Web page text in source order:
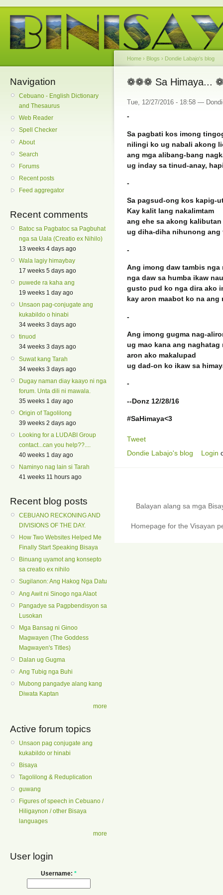
Navigation
Cebuano - English Dictionary
and Thesaurus
Web Reader
Spell Checker
About
Search
Forums
Recent posts
Feed aggregator
Recent comments
Batoc sa Pagbatoc sa Pagbuhat
nga sa Uala (Creatio ex Nihilo)
13 weeks 4 days ago
Wala lagiy himaybay
17 weeks 5 days ago
puwede ra kaha ang
19 weeks 1 day ago
Unsaon pag-conjugate ang
kukabildo o hinabi
34 weeks 3 days ago
tinuod
34 weeks 3 days ago
Suwat kang Tarah
34 weeks 3 days ago
Dugay naman diay kaayo ni nga
forum. Unta dili ni mawala.
35 weeks 1 day ago
Origin of Tagolilong
39 weeks 2 days ago
Looking for a LUDABI Group
contact...can you help??....
40 weeks 1 day ago
Naminyo nag lain si Tarah
41 weeks 11 hours ago
Recent blog posts
CEBUANO RECKONING AND
DIVISIONS OF THE DAY.
How Two Websites Helped Me
Finally Start Speaking Bisaya
Binuang uyamot ang konsepto
sa creatio ex nihilo
Sugilanon: Ang Hakog Nga Datu
Ang Awit ni Sinogo nga Alaot
Pangadye sa Pagpbendisyon sa
Lusokan
Mga Bansag ni Ginoo
Magwayen (The Goddess
Magwayen's Titles)
Dalan ug Gugma
Ang Tubig nga Buhi
Mubong pangadye alang kang
Diwata Kaptan
more
Active forum topics
Unsaon pag conjugate ang
kukabildo or hinabi
Bisaya
Tagolilong & Reduplication
guwang
Figures of speech in Cebuano /
Hiligaynon / other Bisaya
languages
more
User login
Username: *
Home › Blogs › Dondie Labajo's blog
❁❁❁ Sa Himaya...
Tue, 12/27/2016 - 18:58 —
-
Sa pagbati kos imong
nilingi ko ug nabali akong
ang mga alibang-bang
ug inday sa tinud-anay,
-
Sa pagsud-ong kos kapig-
Kay kalit lang nakalimtam
ang ehe sa akong kalibutan
ug diha-diha nihunong ang
-
Ang imong daw tambis
nga daw sa humba ikaw
gusto pud ko nga dira ako
kay aron maabot ko na ang
-
Ang imong gugma nag-
ug mao kana ang naghatag
aron ako makalupad
ug dad-on ko ikaw sa
-
--Donz 12/28/16
#SaHimaya<3
Tweet
Dondie Labajo's blog
Login
Balayan alang sa mga
Homepage for the Visayan